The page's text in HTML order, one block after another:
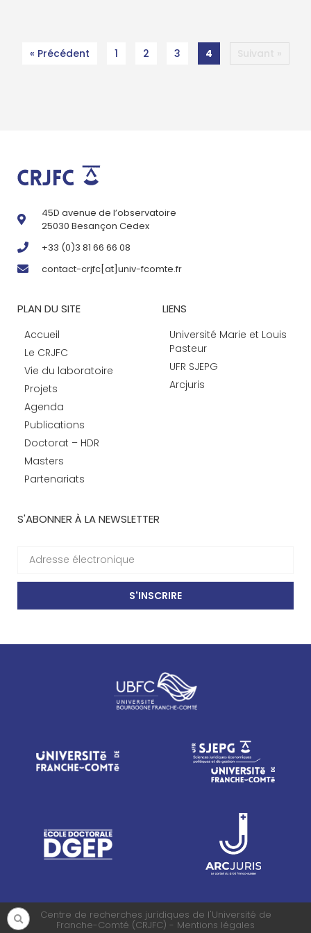
« Précédent 1 2 3 4
45D avenue de l’observatoire
25030 Besançon Cedex
+33 (0)3 81 66 66 08
contact-crjfc[at]univ-fcomte.fr
PLAN DU SITE
Accueil
Le CRJFC
Vie du laboratoire
Projets
Agenda
Publications
Doctorat – HDR
Masters
Partenariats
LIENS
Université Marie et Louis
Pasteur
UFR SJEPG
Arcjuris
S'ABONNER À LA NEWSLETTER
S'INSCRIRE
Centre de recherches juridiques de l'Université de
Franche-Comté (CRJFC) - Mentions légales